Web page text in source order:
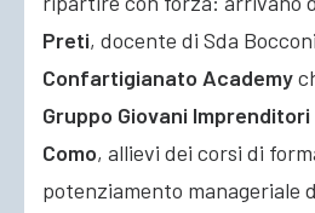
Preti, docente di Sda
Confartigianato Academy
Gruppo Giovani
Como, allievi dei corsi di
potenziamento manageriale